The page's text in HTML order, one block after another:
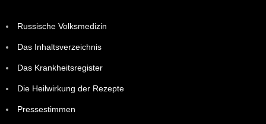
Russische Volksmedizin
Das Inhaltsverzeichnis
Das Krankheitsregister
Die Heilwirkung der Rezepte
Pressestimmen